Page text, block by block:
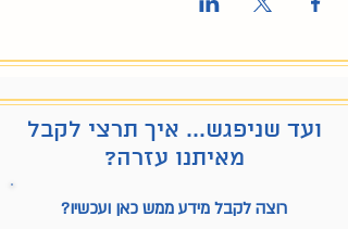
ועד שניפגש... איך תרצי לקבל
מאיתנו עזרה?
רוצה לקבל מידע ממש כאן ועכשיו?